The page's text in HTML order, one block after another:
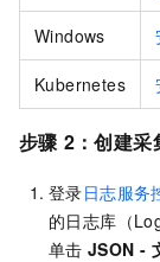
Windows
Kubernetes
步骤 2：创建采
登录日志服务
的日志库（
单击 JSON -